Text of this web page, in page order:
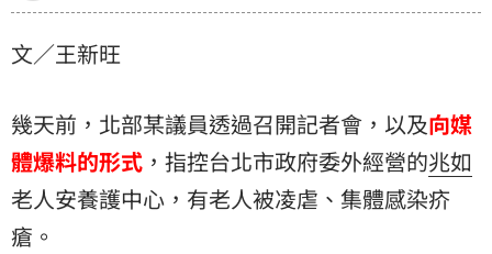
文／王新旺
幾天前，北部某議員透過召開記者會，以及向媒
體爆料的形式 ，指控台北市政府委外經營的兆如
老人安養護中心，有老人被凌虐、集體感染疥
瘡 。